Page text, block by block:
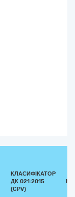
КЛАСИФІКАТОР
ДК 021:2015
(CPV)